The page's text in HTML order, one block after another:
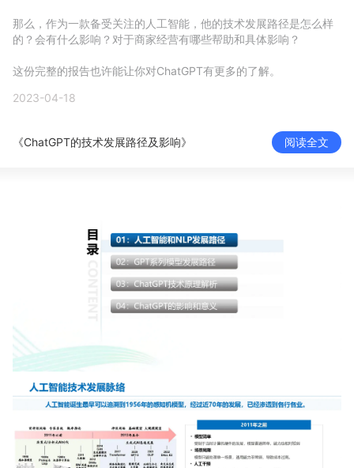
新零售私享会 门店经营增长公开课
AllValue 战略合作
行业报告
培训课程
增长俱乐部 有赞商盟
那么，作为一款备受关注的人工智能，他的技术发展路径是怎么样
的？会有什么影响？对于商家经营有哪些帮助和具体影响？
这份完整的报告也许能让你对ChatGPT有更多的了解。
2023-04-18
《ChatGPT的技术发展路径及影响》 阅读全文